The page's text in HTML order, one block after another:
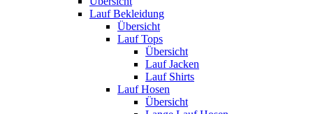
Lauf Bekleidung
Übersicht
Lauf Tops
Übersicht
Lauf Jacken
Lauf Shirts
Lauf Hosen
Übersicht